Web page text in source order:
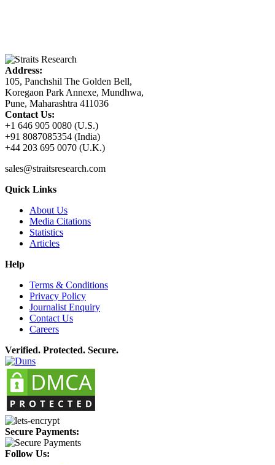
Address:
105, Panchshil The Golden Bell,
Koregaon Park Annexe, Mundhwa,
Pune, Maharashtra 411036
Contact Us:
+1 646 905 0080 (U.S.)
+91 8087085354 (India)
+44 203 695 0070 (U.K.)
sales@straitsresearch.com
Quick Links
About Us
Media Citations
Statistics
Articles
Help
Terms & Conditions
Privacy Policy
Journalist Enquiry
Contact Us
Careers
Verified. Protected. Secure.
Secure Payments:
Follow Us: